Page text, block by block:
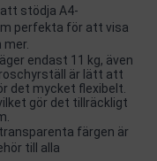
stödja A4-
perfekta för att visa
endast 11 kg, även
är lätt att
det mycket flexibelt.
gör det tillräckligt
färgen är
till alla